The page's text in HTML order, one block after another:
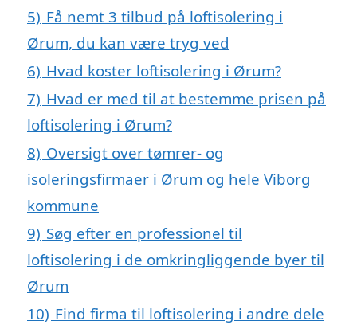
5) Få nemt 3 tilbud på loftisolering i
Ørum, du kan være tryg ved
6) Hvad koster loftisolering i Ørum?
7) Hvad er med til at bestemme prisen på
loftisolering i Ørum?
8) Oversigt over tømrer- og
isoleringsfirmaer i Ørum og hele Viborg
kommune
9) Søg efter en professionel til
loftisolering i de omkringliggende byer til
Ørum
10) Find firma til loftisolering i andre dele